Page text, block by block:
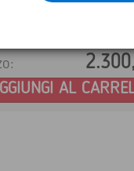
Modem
AL